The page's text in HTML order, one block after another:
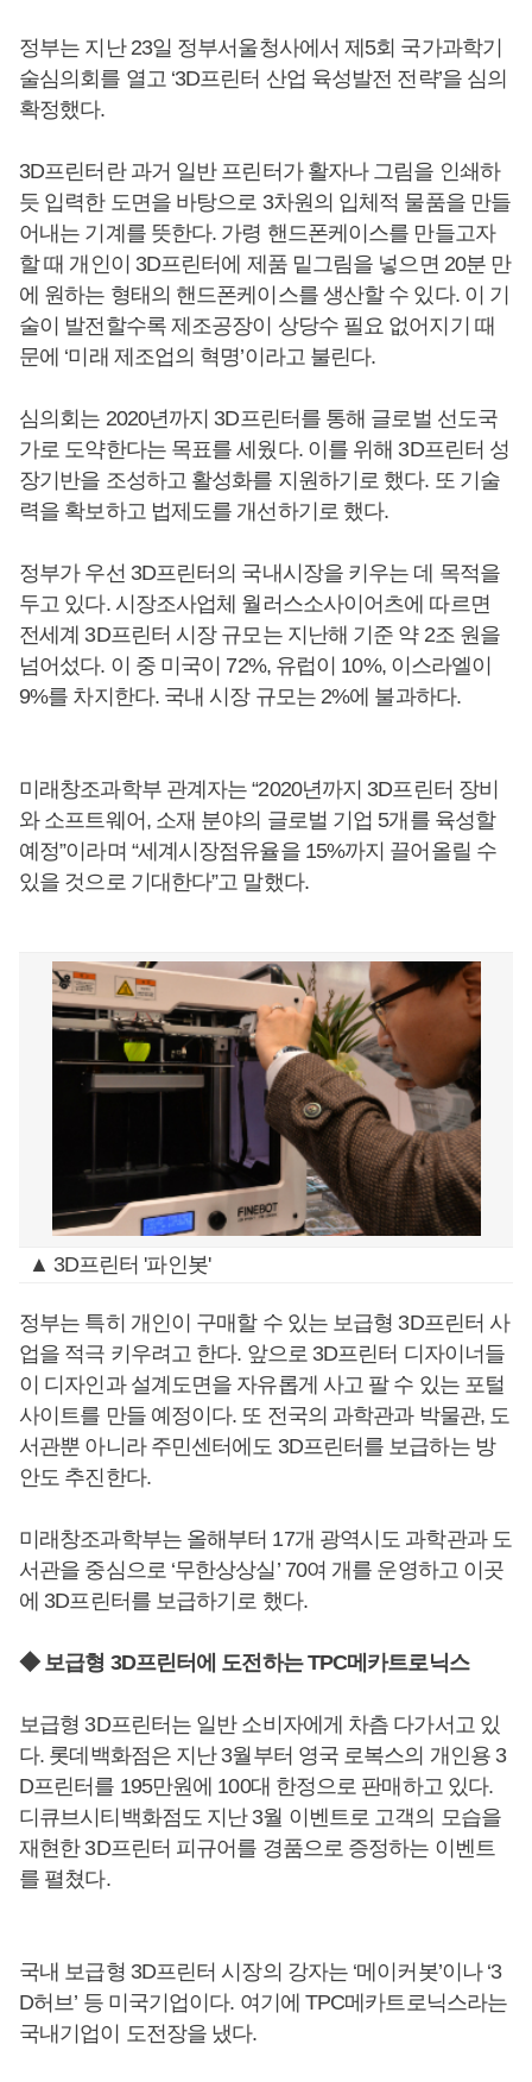
정부는 지난 23일 정부서울청사에서 제5회 국가과학기
술심의회를 열고 ‘3D프린터 산업 육성발전 전략’을 심의
확정했다.
3D프린터란 과거 일반 프린터가 활자나 그림을 인쇄하
듯 입력한 도면을 바탕으로 3차원의 입체적 물품을 만들
어내는 기계를 뜻한다. 가령 핸드폰케이스를 만들고자
할 때 개인이 3D프린터에 제품 밑그림을 넣으면 20분 만
에 원하는 형태의 핸드폰케이스를 생산할 수 있다. 이 기
술이 발전할수록 제조공장이 상당수 필요 없어지기 때
문에 ‘미래 제조업의 혁명’이라고 불린다.
심의회는 2020년까지 3D프린터를 통해 글로벌 선도국
가로 도약한다는 목표를 세웠다. 이를 위해 3D프린터 성
장기반을 조성하고 활성화를 지원하기로 했다. 또 기술
력을 확보하고 법제도를 개선하기로 했다.
정부가 우선 3D프린터의 국내시장을 키우는 데 목적을
두고 있다. 시장조사업체 월러스소사이어츠에 따르면
전세계 3D프린터 시장 규모는 지난해 기준 약 2조 원을
넘어섰다. 이 중 미국이 72%, 유럽이 10%, 이스라엘이
9%를 차지한다. 국내 시장 규모는 2%에 불과하다.
미래창조과학부 관계자는 “2020년까지 3D프린터 장비
와 소프트웨어, 소재 분야의 글로벌 기업 5개를 육성할
예정”이라며 “세계시장점유율을 15%까지 끌어올릴 수
있을 것으로 기대한다”고 말했다.
▲ 3D프린터 '파인봇'
정부는 특히 개인이 구매할 수 있는 보급형 3D프린터 사
업을 적극 키우려고 한다. 앞으로 3D프린터 디자이너들
이 디자인과 설계도면을 자유롭게 사고 팔 수 있는 포털
사이트를 만들 예정이다. 또 전국의 과학관과 박물관, 도
서관뿐 아니라 주민센터에도 3D프린터를 보급하는 방
안도 추진한다.
미래창조과학부는 올해부터 17개 광역시도 과학관과 도
서관을 중심으로 ‘무한상상실’ 70여 개를 운영하고 이곳
에 3D프린터를 보급하기로 했다.
◆ 보급형 3D프린터에 도전하는 TPC메카트로닉스
보급형 3D프린터는 일반 소비자에게 차츰 다가서고 있
다. 롯데백화점은 지난 3월부터 영국 로복스의 개인용 3
D프린터를 195만원에 100대 한정으로 판매하고 있다.
디큐브시티백화점도 지난 3월 이벤트로 고객의 모습을
재현한 3D프린터 피규어를 경품으로 증정하는 이벤트
를 펼쳤다.
국내 보급형 3D프린터 시장의 강자는 ‘메이커봇’이나 ‘3
D허브’ 등 미국기업이다. 여기에 TPC메카트로닉스라는
국내기업이 도전장을 냈다.